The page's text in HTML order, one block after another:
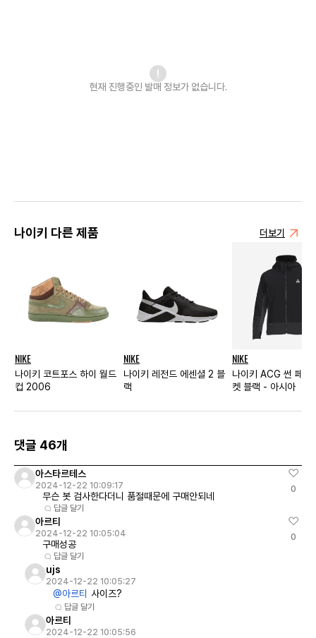
현재 진행중인 발매 정보가 없습니다.
나이키 다른 제품 더보기
NIKE
나이키 코트포스 하이 월드
컵 2006
NIKE
나이키 레전드 에센셜 2 블
랙
NIKE
나이키 ACG 썬 페어
켓 블랙 - 아시아
댓글 46개
아스타르테스
2024-12-22 10:09:17
무슨 봇 검사한다더니 품절때문에 구매안되네
답글 달기
0
아르티
2024-12-22 10:05:04
구매성공
답글 달기
0
ujs
2024-12-22 10:05:27
@아르티 사이즈?
답글 달기
아르티
2024-12-22 10:05:56